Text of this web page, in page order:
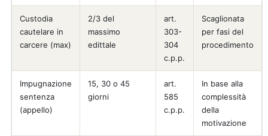
Custodia
cautelare in
carcere (max)
2/3 del
massimo
edittale
art.
303-
304
c.p.p.
Scaglionata
per fasi del
procedimento
Impugnazione
sentenza
(appello)
15, 30 o 45
giorni
art.
585
c.p.p.
In base alla
complessità
della
motivazione